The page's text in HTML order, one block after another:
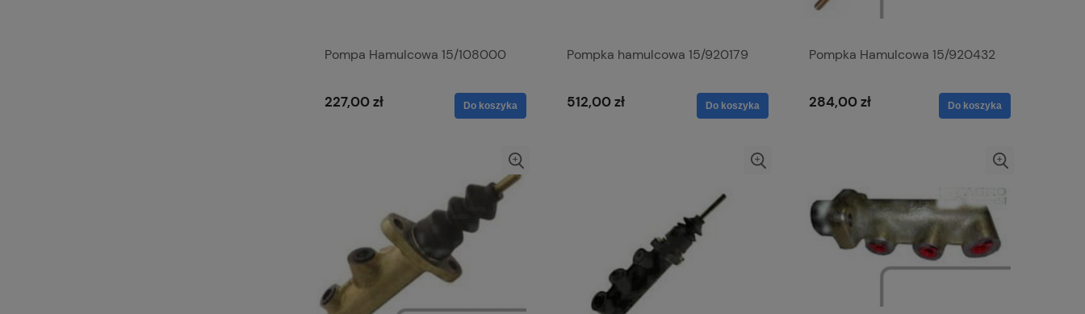
Pompa Hamulcowa 15/108000
227,00 zł Do koszyka
Pompka hamulcowa 15/920179
512,00 zł Do koszyka
Pompka Hamulcowa 15/920432
284,00 zł Do koszyka